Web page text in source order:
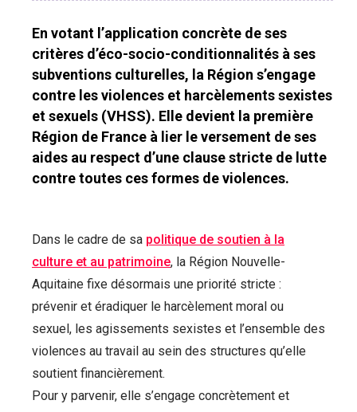
En votant l’application concrète de ses
critères d’éco-socio-conditionnalités à ses
subventions culturelles, la Région s’engage
contre les violences et harcèlements sexistes
et sexuels (VHSS). Elle devient la première
Région de France à lier le versement de ses
aides au respect d’une clause stricte de lutte
contre toutes ces formes de violences.
Dans le cadre de sa politique de soutien à la
culture et au patrimoine, la Région Nouvelle-
Aquitaine fixe désormais une priorité stricte :
prévenir et éradiquer le harcèlement moral ou
sexuel, les agissements sexistes et l’ensemble des
violences au travail au sein des structures qu’elle
soutient financièrement.
Pour y parvenir, elle s’engage concrètement et